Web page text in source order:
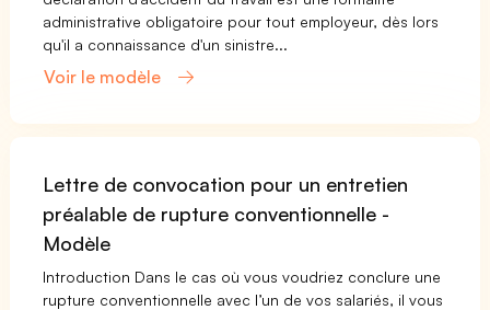
administrative obligatoire pour tout employeur, dès lors
qu'il a connaissance d'un sinistre...
Voir le modèle
Lettre de convocation pour un entretien
préalable de rupture conventionnelle -
Modèle
Introduction Dans le cas où vous voudriez conclure une
rupture conventionnelle avec l’un de vos salariés, il vous